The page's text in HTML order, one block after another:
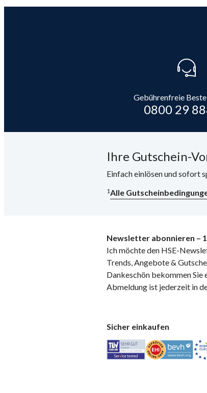
Gebührenfreie
0800 29
Ihre Gutschein-
Einfach einlösen und sofort
1Alle
Newsletter abonnieren –
Ich möchte den HSE-
Trends, Angebote &
Dankeschön bekommen Sie
Abmeldung ist jederzeit in
Sicher einkaufen